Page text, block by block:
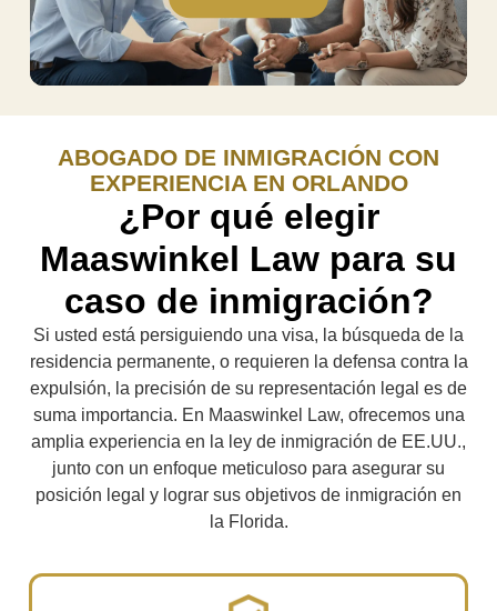
ABOGADO DE INMIGRACIÓN CON
EXPERIENCIA EN ORLANDO
¿Por qué elegir
Maaswinkel Law para su
caso de inmigración?
Si usted está persiguiendo una visa, la búsqueda de la
residencia permanente, o requieren la defensa contra la
expulsión, la precisión de su representación legal es de
suma importancia. En Maaswinkel Law, ofrecemos una
amplia experiencia en la ley de inmigración de EE.UU.,
junto con un enfoque meticuloso para asegurar su
posición legal y lograr sus objetivos de inmigración en
la Florida.